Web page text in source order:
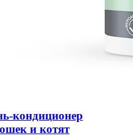
кондиционер
и котят